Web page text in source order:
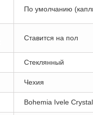
По умолчанию
Ставится на пол
Стеклянный
Чехия
Bohemia Ivele